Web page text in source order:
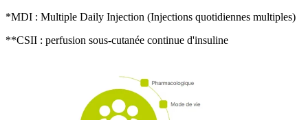
*MDI : Multiple Daily Injection (Injections quotidiennes multiples)
**CSII : perfusion sous-cutanée continue d'insuline